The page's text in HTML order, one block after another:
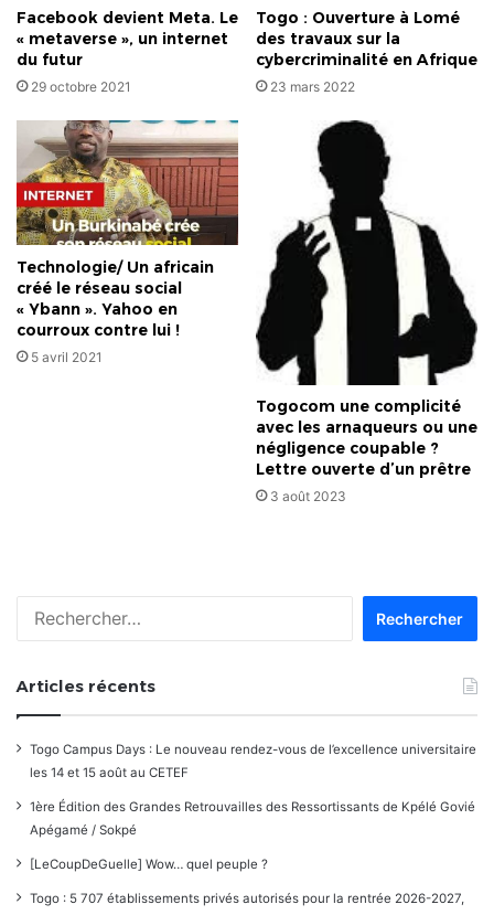
Facebook devient Meta. Le
« metaverse », un internet
du futur
29 octobre 2021
Togo : Ouverture à Lomé
des travaux sur la
cybercriminalité en Afrique
23 mars 2022
Technologie/ Un africain
créé le réseau social
« Ybann ». Yahoo en
courroux contre lui !
5 avril 2021
Togocom une complicité
avec les arnaqueurs ou une
négligence coupable ?
Lettre ouverte d’un prêtre
3 août 2023
Articles récents
Togo Campus Days : Le nouveau rendez-vous de l’excellence universitaire
les 14 et 15 août au CETEF
1ère Édition des Grandes Retrouvailles des Ressortissants de Kpélé Govié
Apégamé / Sokpé
[LeCoupDeGuelle] Wow… quel peuple ?
Togo : 5 707 établissements privés autorisés pour la rentrée 2026-2027,